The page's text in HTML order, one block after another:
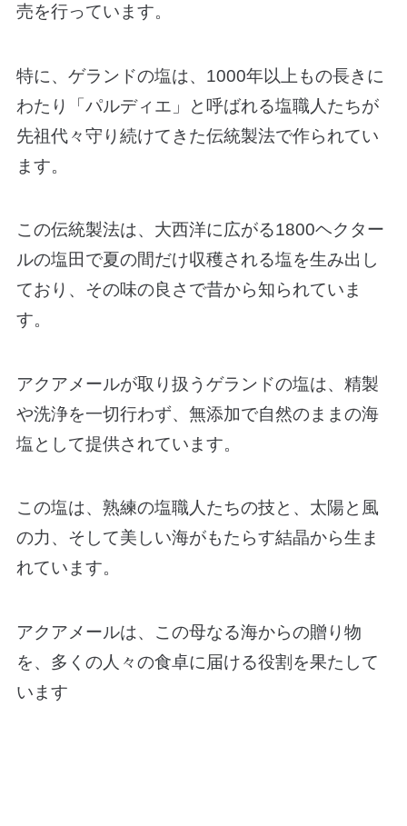
売を行っています。
特に、ゲランドの塩は、1000年以上もの長きに
わたり「パルディエ」と呼ばれる塩職人たちが
先祖代々守り続けてきた伝統製法で作られてい
ます。
この伝統製法は、大西洋に広がる1800ヘクター
ルの塩田で夏の間だけ収穫される塩を生み出し
ており、その味の良さで昔から知られていま
す。
アクアメールが取り扱うゲランドの塩は、精製
や洗浄を一切行わず、無添加で自然のままの海
塩として提供されています。
この塩は、熟練の塩職人たちの技と、太陽と風
の力、そして美しい海がもたらす結晶から生ま
れています。
アクアメールは、この母なる海からの贈り物
を、多くの人々の食卓に届ける役割を果たして
います